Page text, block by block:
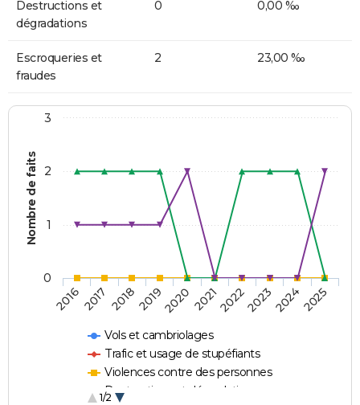
Destructions et
dégradations
0 0,00 ‰
Escroqueries et
fraudes
2 23,00 ‰
Nombre de faits
Vols et cambriolages
Trafic et usage de stupéfiants
Violences contre des personnes
Destructions et dégradations
1/2
20162017 20182019202020212022202320242025
0
1
2
3